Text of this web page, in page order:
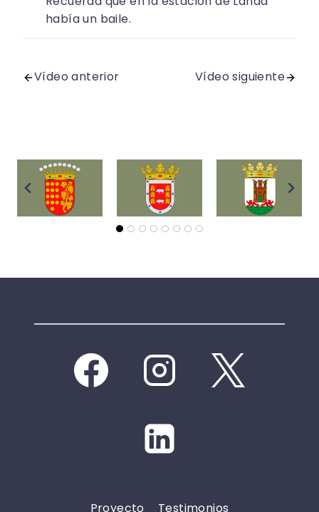
había un baile.
Vídeo anterior Vídeo siguiente
Proyecto Testimonios